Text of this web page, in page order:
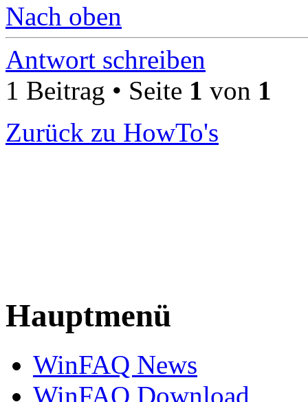
Nach oben
Antwort schreiben
1 Beitrag • Seite 1 von 1
Zurück zu HowTo's
Hauptmenü
WinFAQ News
WinFAQ Download